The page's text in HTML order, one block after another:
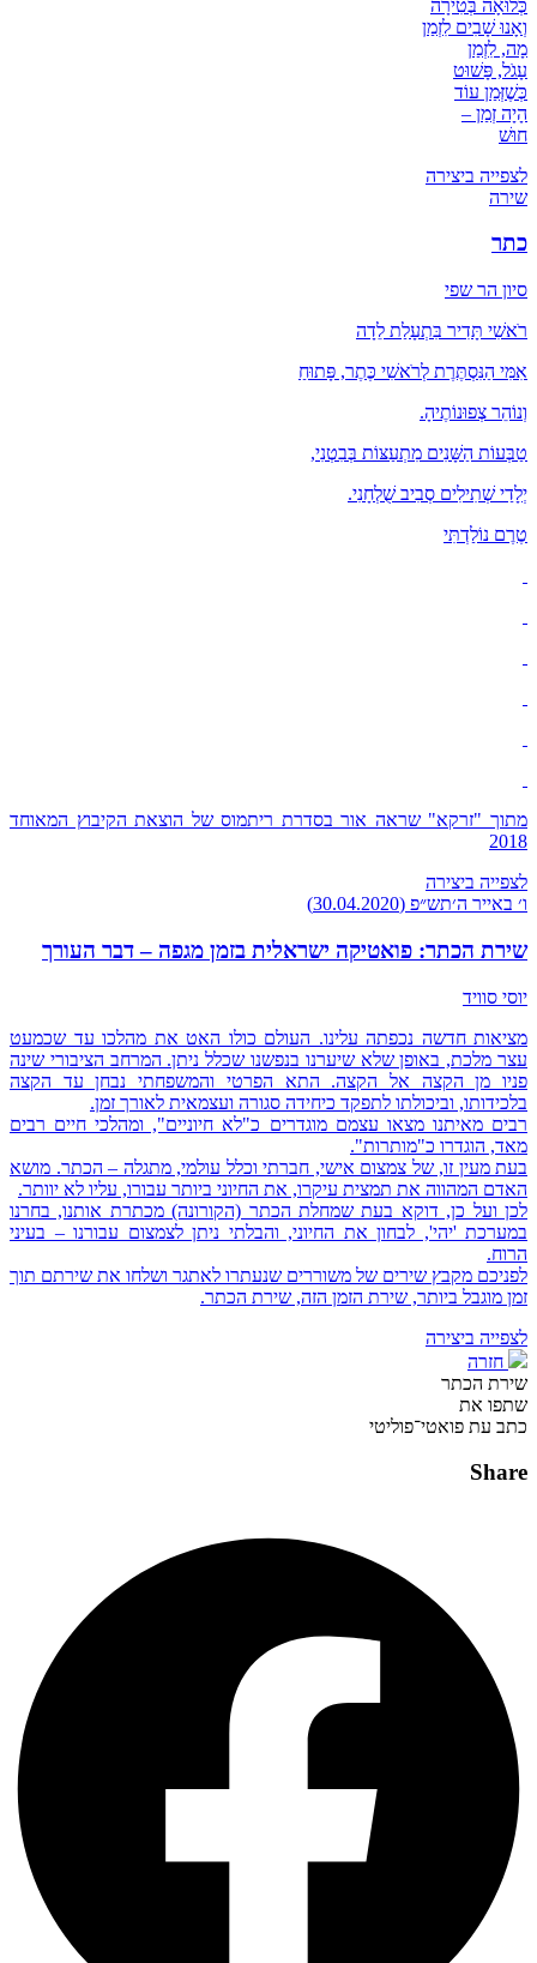
כְּלוּאָה בְּטִירָה
וְאָנוּ שָׁבִים לִזְמַן
מָה, לִזְמַן
עָגֹל, פָּשׁוּט
כְּשֶׁזְּמַן עוֹד
הָיָה זְמַן –
חוּשׁ
לצפייה ביצירה
שירה
כתר
סיון הר שפי
רֹאשִׁי תָּדִיר בִּתְעָלַת לֵדָה
אִמִּי הַנִּסְתֶּרֶת לְרֹאשִׁי כֶּתֶר, פָּתוּחַ
וְנוֹהֵר צְפוּנוֹתֶיהָ.
טַבְּעוֹת הַשָּׁנִים מִתְעַצּוֹת בְּבִטְנִי,
יְלָדַי שְׁתִילִים סְבִיב שֻׁלְחָנִי.
טֶרֶם נוֹלַדְתִּי
מתוך "זרקא" שראה אור בסדרת ריתמוס של הוצאת הקיבוץ המאוחד
2018
לצפייה ביצירה
ו׳ באייר ה׳תש״פ (30.04.2020)
שירת הכתר: פואטיקה ישראלית בזמן מגפה – דבר העורך
יוסי סוויד
מציאות חדשה נכפתה עלינו. העולם כולו האט את מהלכו עד שכמעט
עצר מלכת, באופן שלא שיערנו בנפשנו שכלל ניתן. המרחב הציבורי שינה
פניו מן הקצה אל הקצה. התא הפרטי והמשפחתי נבחן עד הקצה
בלכידותו, וביכולתו לתפקד כיחידה סגורה ועצמאית לאורך זמן.
רבים מאיתנו מצאו עצמם מוגדרים כ"לא חיוניים", ומהלכי חיים רבים
מאד, הוגדרו כ"מותרות".
בעת מעין זו, של צמצום אישי, חברתי וכלל עולמי, מתגלה – הכתר. מושא
האדם המהווה את תמצית עיקרו, את החיוני ביותר עבורו, עליו לא יוותר.
לכן ועל כן, דוקא בעת שמחלת הכתר (הקורונה) מכתרת אותנו, בחרנו
במערכת 'יהי', לבחון את החיוני, והבלתי ניתן לצמצום עבורנו – בעיני
הרוח.
לפניכם מקבץ שירים של משוררים שנעתרו לאתגר ושלחו את שירתם תוך
זמן מוגבל ביותר, שירת הזמן הזה, שירת הכתר.
לצפייה ביצירה
חזרה
שירת הכתר
שתפו את
כתב עת פואטי־פוליטי
Share